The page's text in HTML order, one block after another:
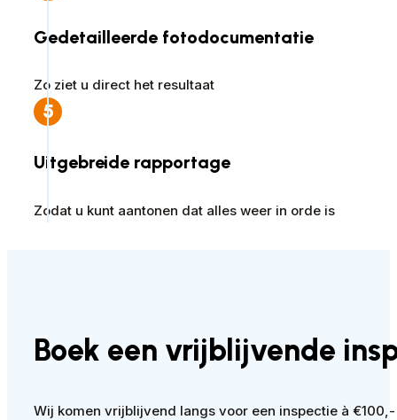
Gedetailleerde fotodocumentatie
Zo ziet u direct het resultaat
5
Uitgebreide rapportage
Zodat u kunt aantonen dat alles weer in orde is
Boek een vrijblijvende
Wij komen vrijblijvend langs voor een inspectie à